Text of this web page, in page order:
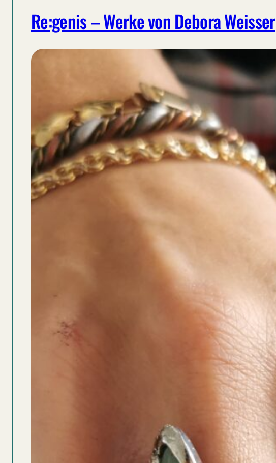
Geschichte
eines
Fundes
Halde
Re:genis – Werke von Debora Weisser